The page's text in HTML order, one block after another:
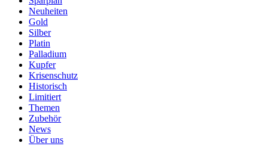
Neuheiten
Gold
Silber
Platin
Palladium
Kupfer
Krisenschutz
Historisch
Limitiert
Themen
Zubehör
News
Über uns